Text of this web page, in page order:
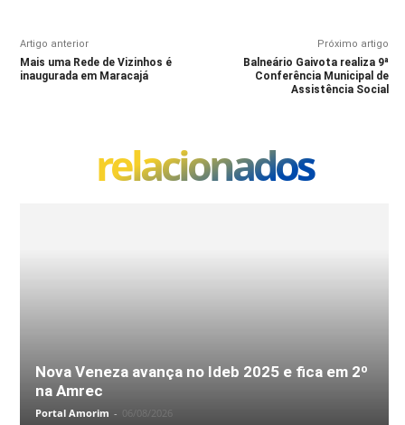
Artigo anterior
Mais uma Rede de Vizinhos é
inaugurada em Maracajá
Próximo artigo
Balneário Gaivota realiza 9ª
Conferência Municipal de
Assistência Social
relacionados
Nova Veneza avança no Ideb 2025 e fica em 2º
na Amrec
Portal Amorim - 06/08/2026